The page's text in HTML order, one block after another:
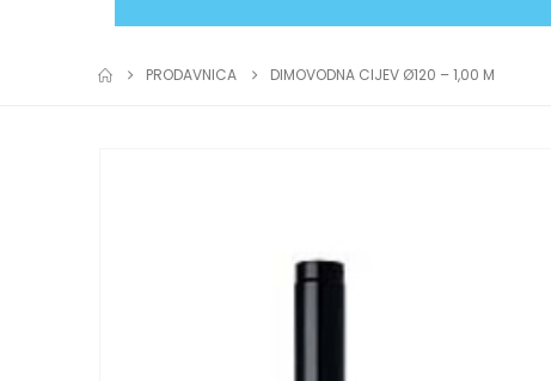
PRODAVNICA DIMOVODNA CIJEV Ø120 – 1,00 M